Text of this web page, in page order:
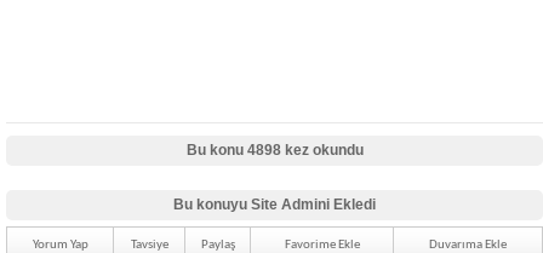
Bu konu 4898 kez okundu
Bu konuyu Site Admini Ekledi
Yorum Yap Tavsiye Paylaş Favorime Ekle Duvarıma Ekle